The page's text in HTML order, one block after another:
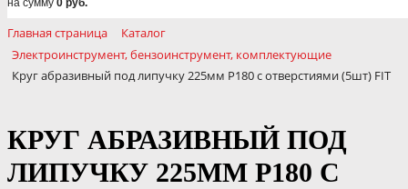
Главная страница
Каталог
Электроинструмент, бензоинструмент, комплектующие
Круг абразивный под липучку 225мм Р180 с отверстиями (5шт) FIT
КРУГ АБРАЗИВНЫЙ ПОД
ЛИПУЧКУ 225ММ Р180 С